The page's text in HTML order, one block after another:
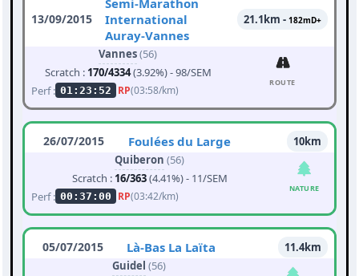
13/09/2015
Semi-Marathon
International
Auray-Vannes
21.1km - 182mD+
Vannes(56)
Scratch : 170/4334(3.92%) - 98/SEM
Perf : 01:23:52 RP(03:58/km)
ROUTE
26/07/2015 Foulées du Large
10km
Quiberon (56)
Scratch : 16/363(4.41%) - 11/SEM
Perf : 00:37:00 RP(03:42/km)
NATURE
05/07/2015 Là-Bas La Laïta
11.4km
Guidel (56)